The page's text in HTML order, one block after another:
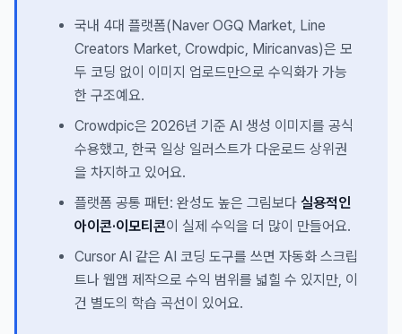
국내 4대 플랫폼(Naver OGQ Market, Line
Creators Market, Crowdpic, Miricanvas)은 모
두 코딩 없이 이미지 업로드만으로 수익화가 가능
한 구조예요.
Crowdpic은 2026년 기준 AI 생성 이미지를 공식
수용했고, 한국 일상 일러스트가 다운로드 상위권
을 차지하고 있어요.
플랫폼 공통 패턴: 완성도 높은 그림보다 실용적인
아이콘·이모티콘이 실제 수익을 더 많이 만들어요.
Cursor AI 같은 AI 코딩 도구를 쓰면 자동화 스크립
트나 웹앱 제작으로 수익 범위를 넓힐 수 있지만, 이
건 별도의 학습 곡선이 있어요.